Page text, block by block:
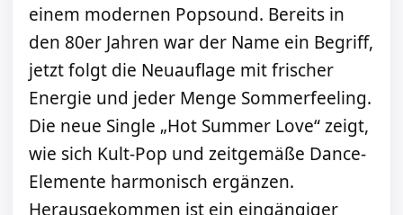
einem modernen Popsound. Bereits in
den 80er Jahren war der Name ein Begriff,
jetzt folgt die Neuauflage mit frischer
Energie und jeder Menge Sommerfeeling.
Die neue Single „Hot Summer Love“ zeigt,
wie sich Kult-Pop und zeitgemäße Dance-
Elemente harmonisch ergänzen.
Herausgekommen ist ein eingängiger